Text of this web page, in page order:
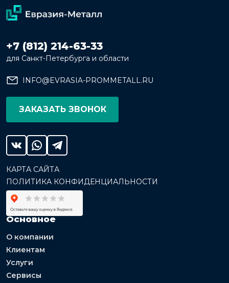
+7 (812) 214-63-33
для Санкт-Петербурга и области
INFO@EVRASIA-PROMMETALL.RU
ЗАКАЗАТЬ ЗВОНОК
КАРТА САЙТА
ПОЛИТИКА КОНФИДЕНЦИАЛЬНОСТИ
Основное
О компании
Клиентам
Услуги
Сервисы